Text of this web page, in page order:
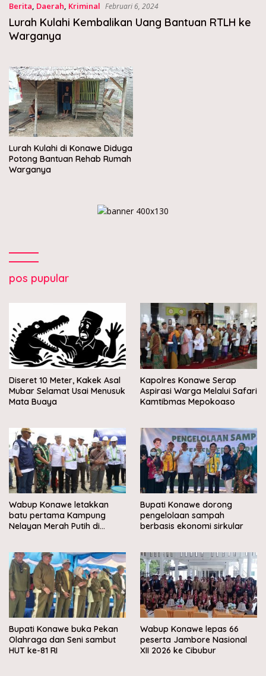
Berita, Daerah, Kriminal Februari 6, 2024
Lurah Kulahi Kembalikan Uang Bantuan RTLH ke
Warganya
Lurah Kulahi di Konawe Diduga
Potong Bantuan Rehab Rumah
Warganya
pos pupular
Diseret 10 Meter, Kakek Asal
Mubar Selamat Usai Menusuk
Mata Buaya
Kapolres Konawe Serap
Aspirasi Warga Melalui Safari
Kamtibmas Mepokoaso
Wabup Konawe letakkan
batu pertama Kampung
Nelayan Merah Putih di
Bupati Konawe dorong
pengelolaan sampah
berbasis ekonomi sirkular
Bupati Konawe buka Pekan
Olahraga dan Seni sambut
HUT ke-81 RI
Wabup Konawe lepas 66
peserta Jambore Nasional
XII 2026 ke Cibubur